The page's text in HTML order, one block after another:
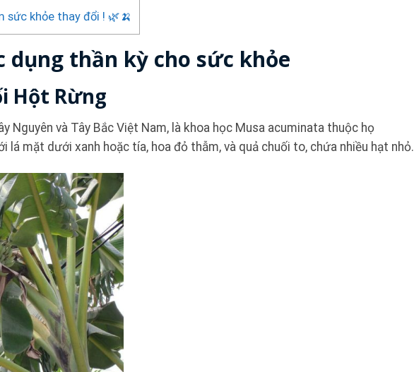
sức khỏe thay đổi ! 🌿🍌
thần kỳ cho sức khỏe
Hột Rừng
Nguyên và Tây Bắc Việt Nam, là khoa học Musa acuminata thuộc họ
lá mặt dưới xanh hoặc tía, hoa đỏ thẫm, và quả chuối to, chứa nhiều hạt nhỏ.